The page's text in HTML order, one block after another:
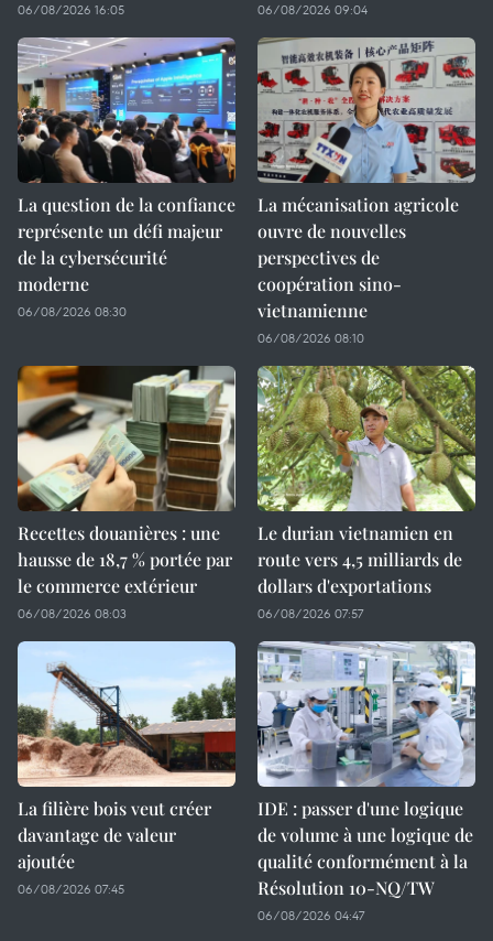
06/08/2026 16:05 06/08/2026 09:04
La question de la confiance
représente un défi majeur
de la cybersécurité
moderne
06/08/2026 08:30
La mécanisation agricole
ouvre de nouvelles
perspectives de
coopération sino-
vietnamienne
06/08/2026 08:10
Recettes douanières : une
hausse de 18,7 % portée par
le commerce extérieur
06/08/2026 08:03
Le durian vietnamien en
route vers 4,5 milliards de
dollars d'exportations
06/08/2026 07:57
La filière bois veut créer
davantage de valeur
ajoutée
06/08/2026 07:45
IDE : passer d'une logique
de volume à une logique de
qualité conformément à la
Résolution 10-NQ/TW
06/08/2026 04:47